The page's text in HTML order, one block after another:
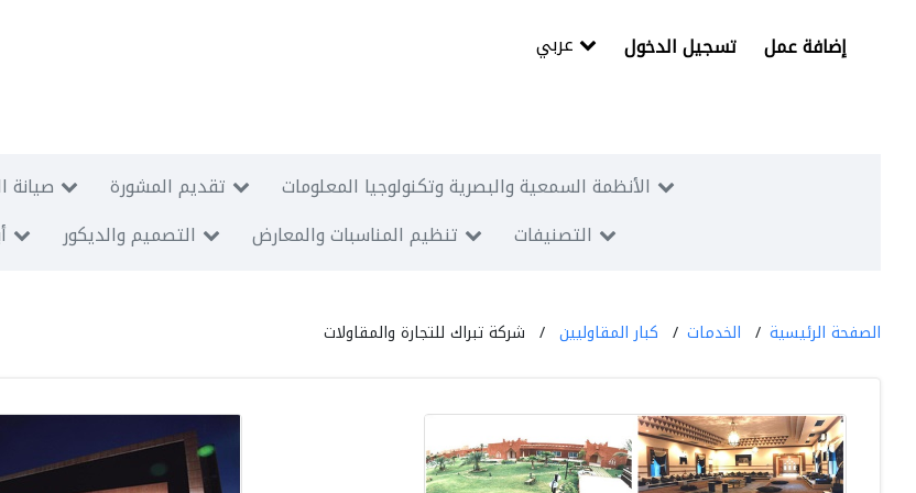
تسجيل الدخول إضافة عمل
صيانة تقديم المشورة
الأنظمة السمعية والبصرية وتكنولوجيا المعلومات
التصميم والديكور تنظيم المناسبات والمعارض التصنيفات
الصفحة الرئيسية الخدمات كبار المقاوليين شركة تبراك للتجارة والمقاولات